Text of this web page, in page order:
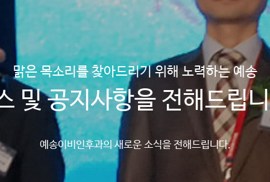
맑은 목소리를 찾아드리기 위해 노력하는 예송
및 공지사항을 전해드립
예송이비인후과의 새로운 소식을 전해드립니다.